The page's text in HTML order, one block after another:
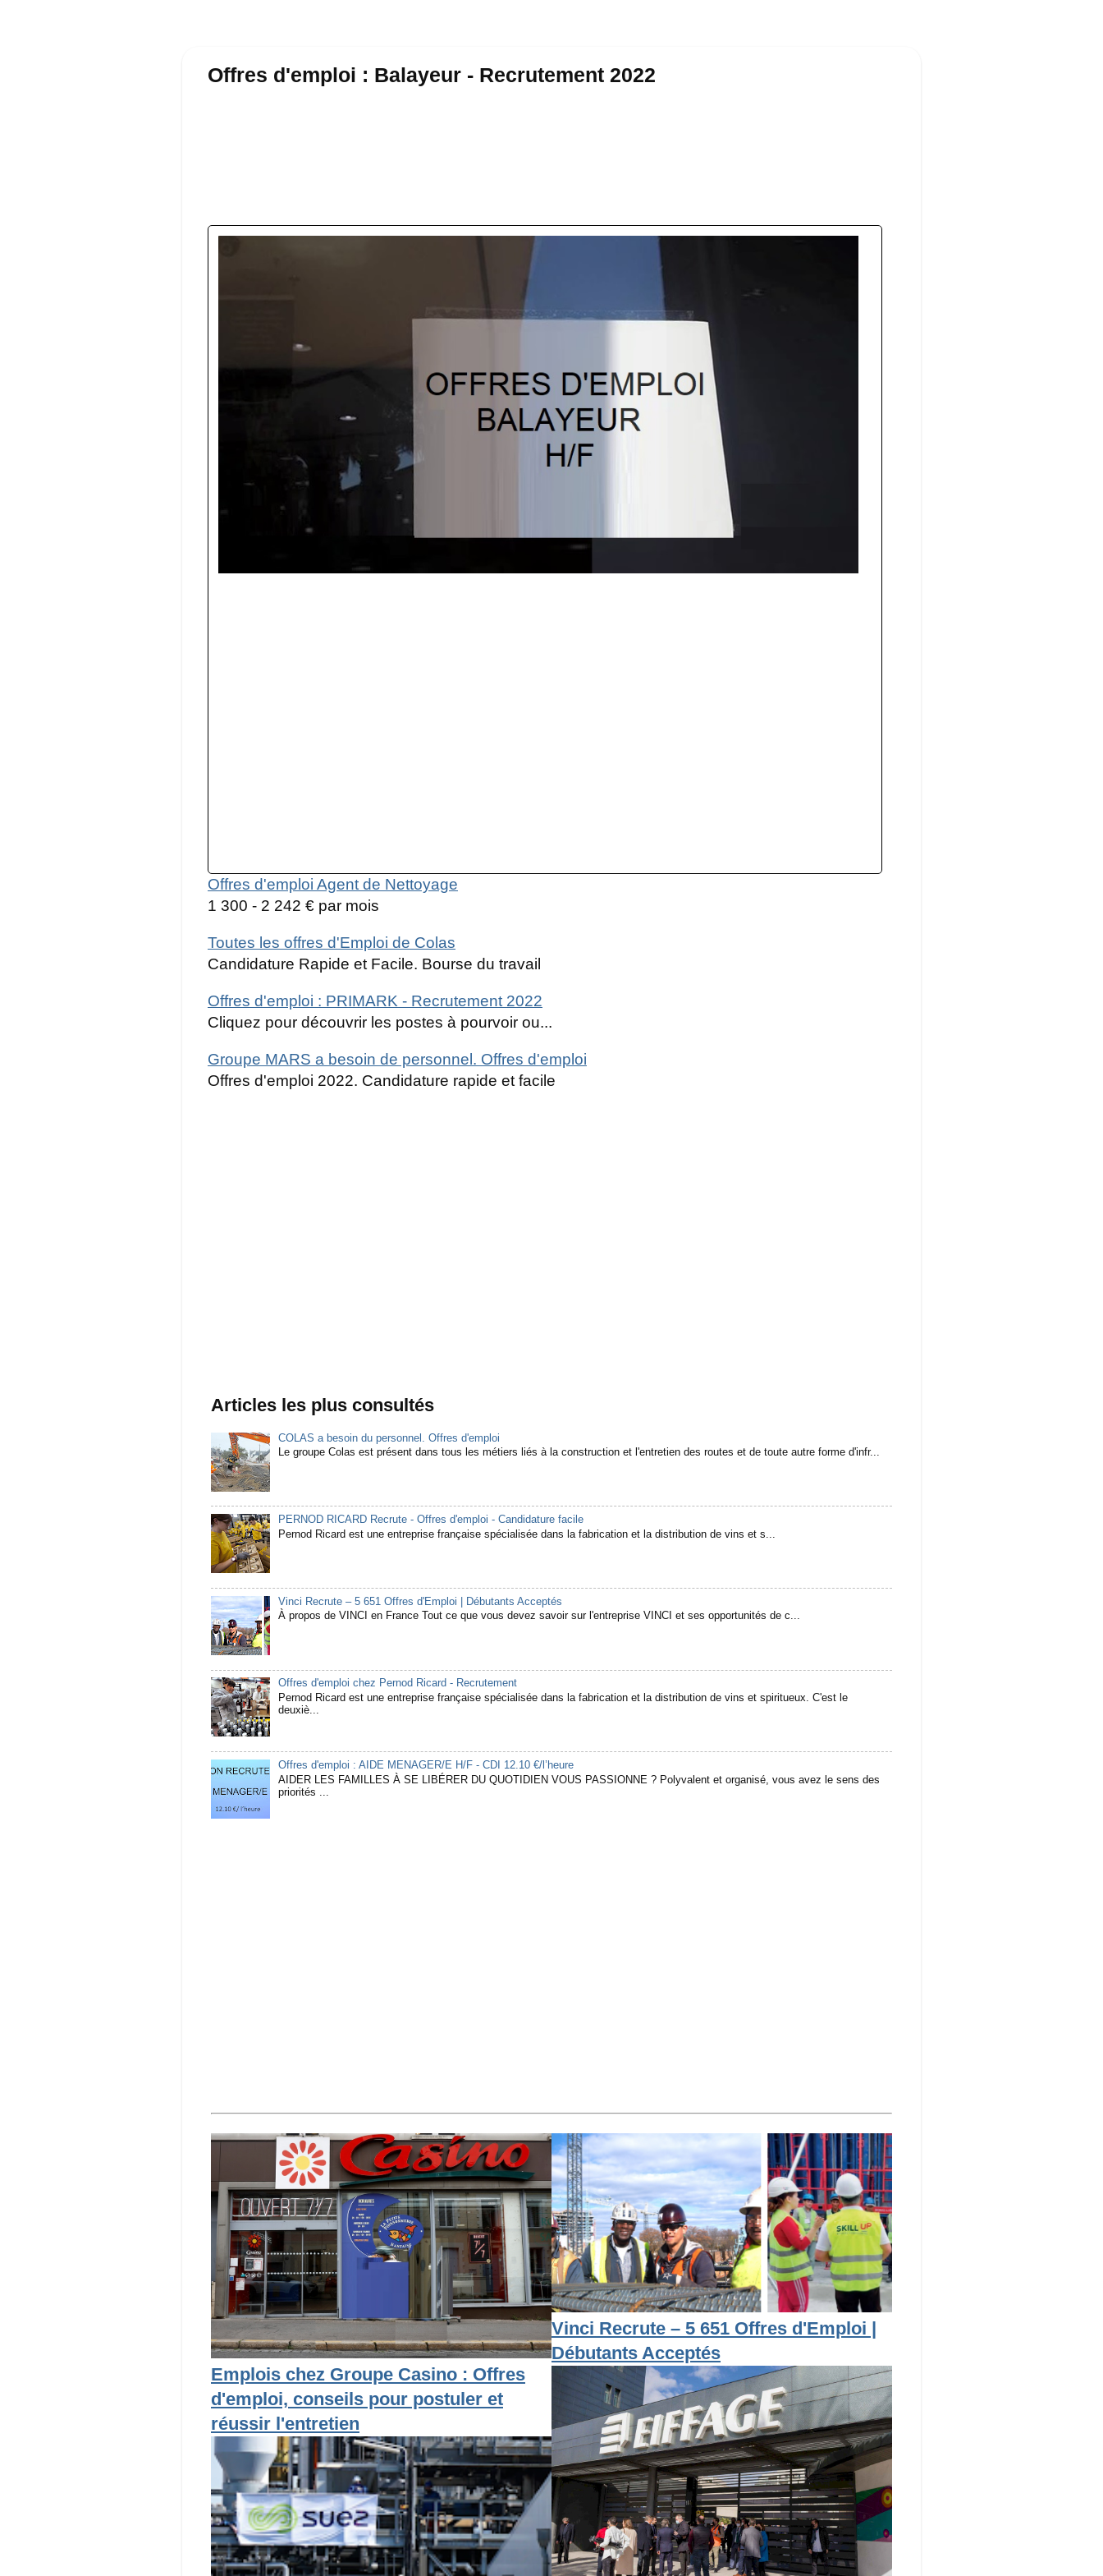
Offres d'emploi : Balayeur - Recrutement 2022
Offres d'emploi Agent de Nettoyage
1 300 - 2 242 € par mois
Toutes les offres d'Emploi de Colas
Candidature Rapide et Facile. Bourse du travail
Offres d'emploi : PRIMARK - Recrutement 2022
Cliquez pour découvrir les postes à pourvoir ou...
Groupe MARS a besoin de personnel. Offres d'emploi
Offres d'emploi 2022. Candidature rapide et facile
Articles les plus consultés
COLAS a besoin du personnel. Offres d'emploi
Le groupe Colas est présent dans tous les métiers liés à la construction et l'entretien des routes et de toute autre forme d'infr...
PERNOD RICARD Recrute - Offres d'emploi - Candidature facile
Pernod Ricard est une entreprise française spécialisée dans la fabrication et la distribution de vins et s...
Vinci Recrute – 5 651 Offres d'Emploi | Débutants Acceptés
À propos de VINCI en France Tout ce que vous devez savoir sur l'entreprise VINCI et ses opportunités de c...
Offres d'emploi chez Pernod Ricard - Recrutement
Pernod Ricard est une entreprise française spécialisée dans la fabrication et la distribution de vins et spiritueux. C'est le
deuxiè...
Offres d'emploi : AIDE MENAGER/E H/F - CDI 12.10 €/l’heure
AIDER LES FAMILLES À SE LIBÉRER DU QUOTIDIEN VOUS PASSIONNE ? Polyvalent et organisé, vous avez le sens des
priorités ...
Emplois chez Groupe Casino : Offres
d'emploi, conseils pour postuler et
réussir l'entretien
Vinci Recrute – 5 651 Offres d'Emploi |
Débutants Acceptés